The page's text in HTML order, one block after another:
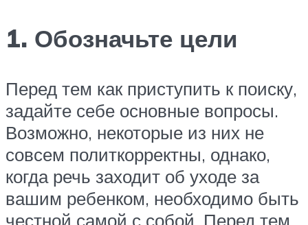
1. Обозначьте цели
Перед тем как приступить к поиску,
задайте себе основные вопросы.
Возможно, некоторые из них не
совсем политкорректны, однако,
когда речь заходит об уходе за
вашим ребенком, необходимо быть
честной самой с собой. Перед тем